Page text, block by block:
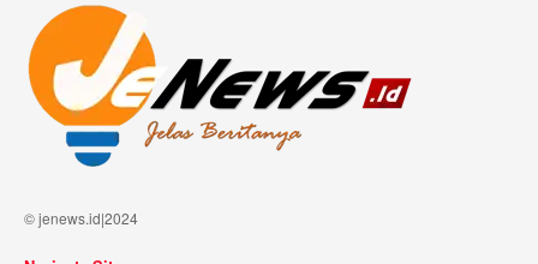
© jenews.id|2024